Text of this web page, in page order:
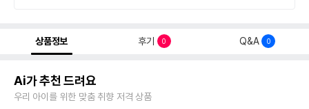
상품정보 후기 0 Q&A 0
Ai가 추천 드려요
우리 아이를 위한 맞춤 취향 저격 상품